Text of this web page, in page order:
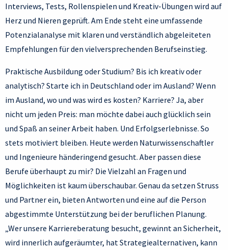
Interviews, Tests, Rollenspielen und Kreativ-Übungen wird auf
Herz und Nieren geprüft. Am Ende steht eine umfassende
Potenzialanalyse mit klaren und verständlich abgeleiteten
Empfehlungen für den vielversprechenden Berufseinstieg.
Praktische Ausbildung oder Studium? Bis ich kreativ oder
analytisch? Starte ich in Deutschland oder im Ausland? Wenn
im Ausland, wo und was wird es kosten? Karriere? Ja, aber
nicht um jeden Preis: man möchte dabei auch glücklich sein
und Spaß an seiner Arbeit haben. Und Erfolgserlebnisse. So
stets motiviert bleiben. Heute werden Naturwissenschaftler
und Ingenieure händeringend gesucht. Aber passen diese
Berufe überhaupt zu mir? Die Vielzahl an Fragen und
Möglichkeiten ist kaum überschaubar. Genau da setzen Struss
und Partner ein, bieten Antworten und eine auf die Person
abgestimmte Unterstützung bei der beruflichen Planung.
„Wer unsere Karriereberatung besucht, gewinnt an Sicherheit,
wird innerlich aufgeräumter, hat Strategiealternativen, kann